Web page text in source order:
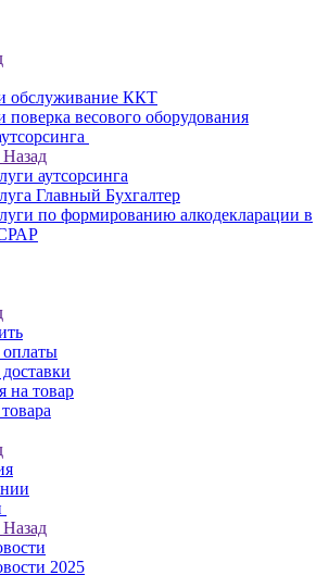
обслуживание ККТ
поверка весового оборудования
Назад
аутсорсинга
Главный Бухгалтер
по формированию алкодекларации в
оплаты
на товар
Назад
2025